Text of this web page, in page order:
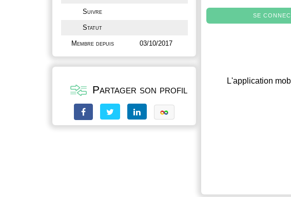
Suivre
Statut
Membre depuis 03/10/2017
Partager son profil
SE
L'application